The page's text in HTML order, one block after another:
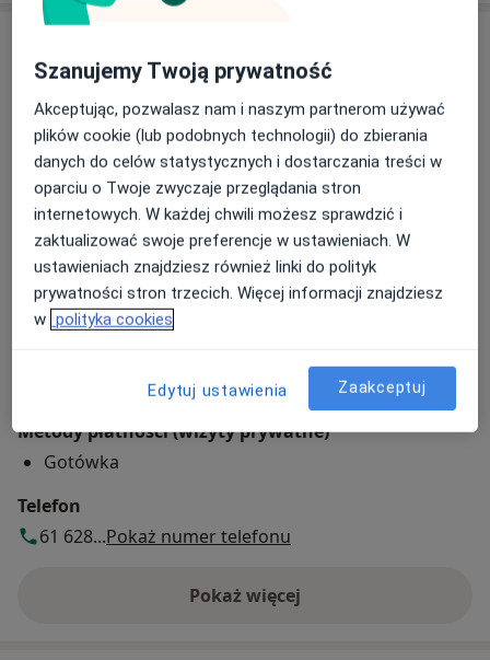
Adres 1 Adres 2
Gabinet Lekarski - Danuta Dubis
3 Maja 23/1, 62-200Gniezno
Powiększ mapęotwiera się w nowej karcie
Dostępność
Metody płatności (wizyty prywatne)
Gotówka
Telefon
61 628...Pokaż numer telefonu
Pokaż więcej
o adresie
Szanujemy Twoją prywatność
Akceptując, pozwalasz nam i naszym partnerom używać
plików cookie (lub podobnych technologii) do zbierania
danych do celów statystycznych i dostarczania treści w
oparciu o Twoje zwyczaje przeglądania stron
internetowych. W każdej chwili możesz sprawdzić i
zaktualizować swoje preferencje w ustawieniach. W
ustawieniach znajdziesz również linki do polityk
prywatności stron trzecich. Więcej informacji znajdziesz
w polityka cookies
Edytuj ustawienia Zaakceptuj